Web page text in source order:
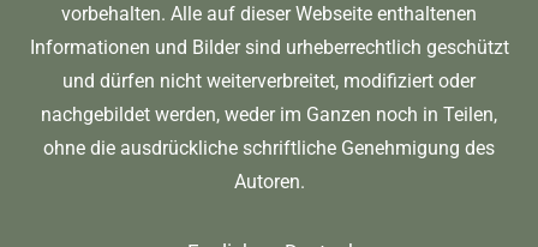
vorbehalten. Alle auf dieser Webseite enthaltenen
Informationen und Bilder sind urheberrechtlich geschützt
und dürfen nicht weiterverbreitet, modifiziert oder
nachgebildet werden, weder im Ganzen noch in Teilen,
ohne die ausdrückliche schriftliche Genehmigung des
Autoren.